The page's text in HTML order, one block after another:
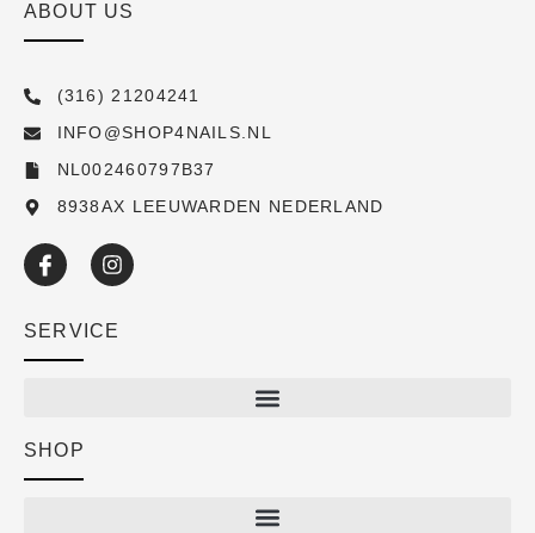
ABOUT US
(316) 21204241
INFO@SHOP4NAILS.NL
NL002460797B37
8938AX LEEUWARDEN NEDERLAND
SERVICE
SHOP